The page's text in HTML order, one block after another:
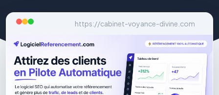
https://cabinet-voyance-divine.com